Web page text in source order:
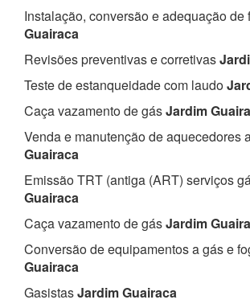
Instalação, conversão e adequação de
Guairaca
Revisões preventivas e corretivas
Teste de estanqueidade com laudo
Caça vazamento de gásJardim
Venda e manutenção de aquecedores
Guairaca
Emissão TRT (antiga (ART) serviços
Guairaca
Caça vazamento de gásJardim
Conversão de equipamentos a gás e
Guairaca
GasistasJardim Guairaca